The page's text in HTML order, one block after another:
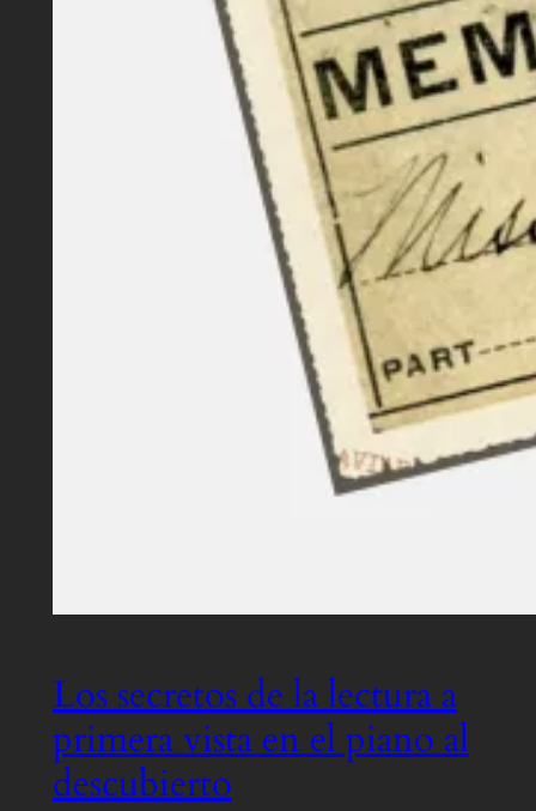
Los secretos de la lectura a
primera vista en el piano al
descubierto